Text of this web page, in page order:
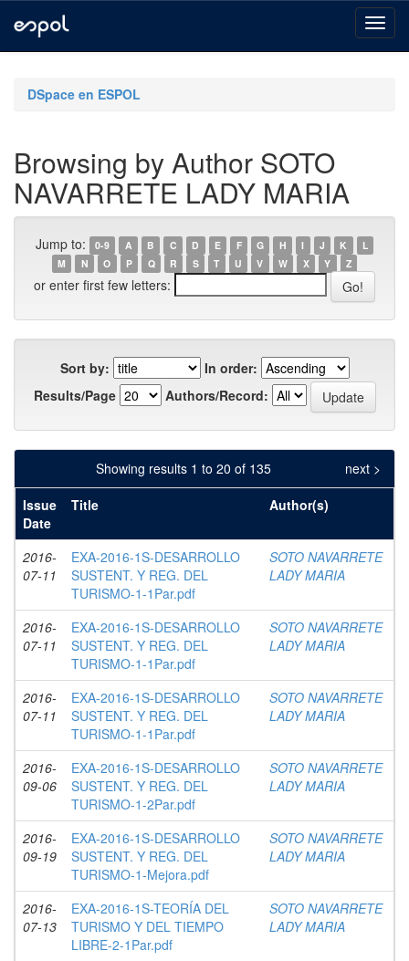
navigationDSpace en ESPOL
Browsing by Author SOTO
NAVARRETE LADY MARIA
Jump to: 0-9 A B C D E F G H I J K
L
M
N O P Q R S T U V W X Y Z
or enter first few letters:
Sort by:
In order:
Results/Page
Authors/Record:
Showing results 1 to 20 of 135
next >
Issue
Date
Title Author(s)
2016-
07-11
EXA-2016-1S-DESARROLLO
SUSTENT. Y REG. DEL
TURISMO-1-1Par.pdf
SOTO NAVARRETE
LADY MARIA
2016-
07-11
EXA-2016-1S-DESARROLLO
SUSTENT. Y REG. DEL
TURISMO-1-1Par.pdf
SOTO NAVARRETE
LADY MARIA
2016-
07-11
EXA-2016-1S-DESARROLLO
SUSTENT. Y REG. DEL
TURISMO-1-1Par.pdf
SOTO NAVARRETE
LADY MARIA
2016-
09-06
EXA-2016-1S-DESARROLLO
SUSTENT. Y REG. DEL
TURISMO-1-2Par.pdf
SOTO NAVARRETE
LADY MARIA
2016-
09-19
EXA-2016-1S-DESARROLLO
SUSTENT. Y REG. DEL
TURISMO-1-Mejora.pdf
SOTO NAVARRETE
LADY MARIA
2016-
07-13
EXA-2016-1S-TEORÍA DEL
TURISMO Y DEL TIEMPO
LIBRE-2-1Par.pdf
SOTO NAVARRETE
LADY MARIA